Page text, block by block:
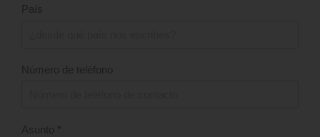
País
Número de teléfono
Asunto *